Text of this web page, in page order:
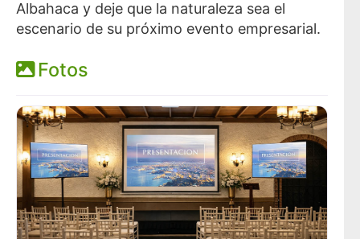
Albahaca y deje que la naturaleza sea el
escenario de su próximo evento empresarial.
Fotos